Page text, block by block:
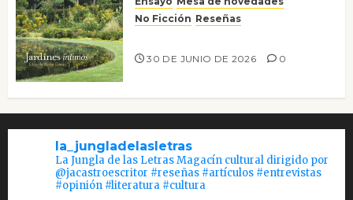
No Ficción Reseñas
30 DE JUNIO DE 2026 0
la_jungladelasletras
La Jungla de las Letras Magacín cultural dirigido por
@jacastroescritor #reseñas #artículos #entrevistas
#opinión #literatura #cultura